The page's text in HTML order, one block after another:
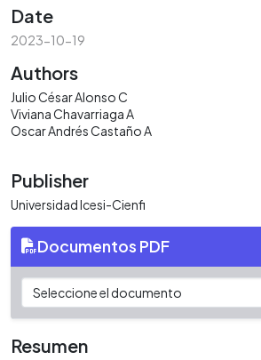
Date
2023-10-19
Authors
Julio César Alonso C
Viviana Chavarriaga A
Oscar Andrés Castaño A
Publisher
Universidad Icesi-Cienfi
Documentos PDF
Resumen